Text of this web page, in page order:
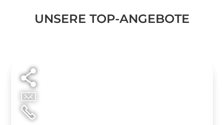
UNSERE TOP-ANGEBOTE